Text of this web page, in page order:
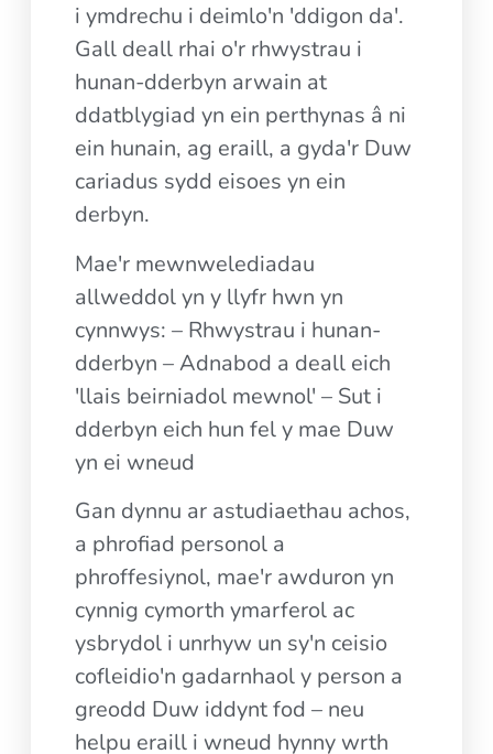
i ymdrechu i deimlo'n 'ddigon da'.
Gall deall rhai o'r rhwystrau i
hunan-dderbyn arwain at
ddatblygiad yn ein perthynas â ni
ein hunain, ag eraill, a gyda'r Duw
cariadus sydd eisoes yn ein
derbyn.
Mae'r mewnwelediadau
allweddol yn y llyfr hwn yn
cynnwys: – Rhwystrau i hunan-
dderbyn – Adnabod a deall eich
'llais beirniadol mewnol' – Sut i
dderbyn eich hun fel y mae Duw
yn ei wneud
Gan dynnu ar astudiaethau achos,
a phrofiad personol a
phroffesiynol, mae'r awduron yn
cynnig cymorth ymarferol ac
ysbrydol i unrhyw un sy'n ceisio
cofleidio'n gadarnhaol y person a
greodd Duw iddynt fod – neu
helpu eraill i wneud hynny wrth